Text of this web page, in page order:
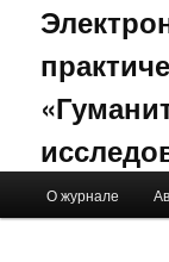
Skip to primary
Skip to
О журнале